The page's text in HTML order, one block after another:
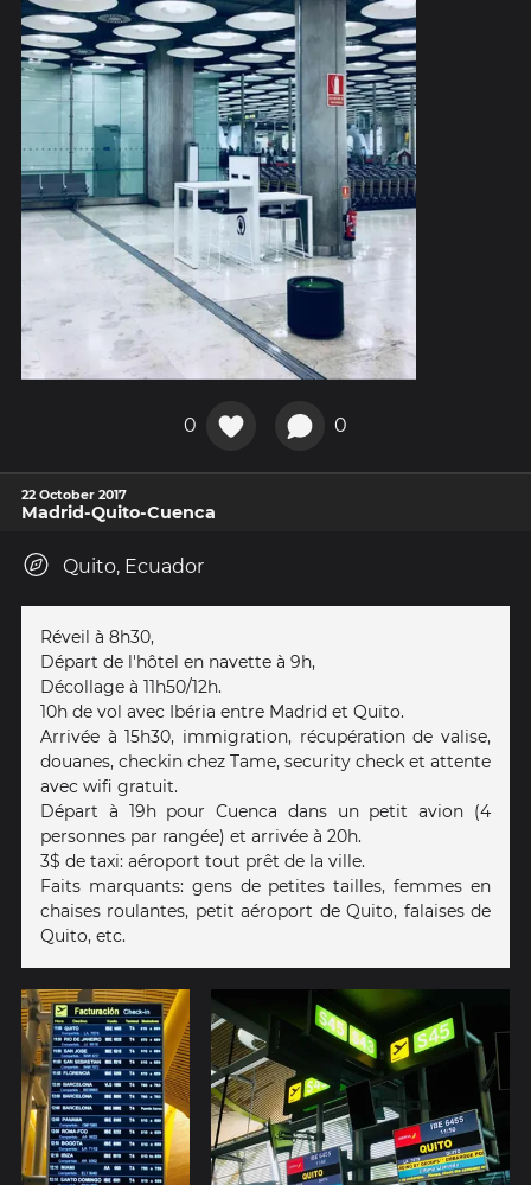
0 0
22 October 2017
Madrid-Quito-Cuenca
Quito, Ecuador
Réveil à 8h30,
Départ de l'hôtel en navette à 9h,
Décollage à 11h50/12h.
10h de vol avec Ibéria entre Madrid et Quito.
Arrivée à 15h30, immigration, récupération de valise,
douanes, checkin chez Tame, security check et attente
avec wifi gratuit.
Départ à 19h pour Cuenca dans un petit avion (4
personnes par rangée) et arrivée à 20h.
3$ de taxi: aéroport tout prêt de la ville.
Faits marquants: gens de petites tailles, femmes en
chaises roulantes, petit aéroport de Quito, falaises de
Quito, etc.